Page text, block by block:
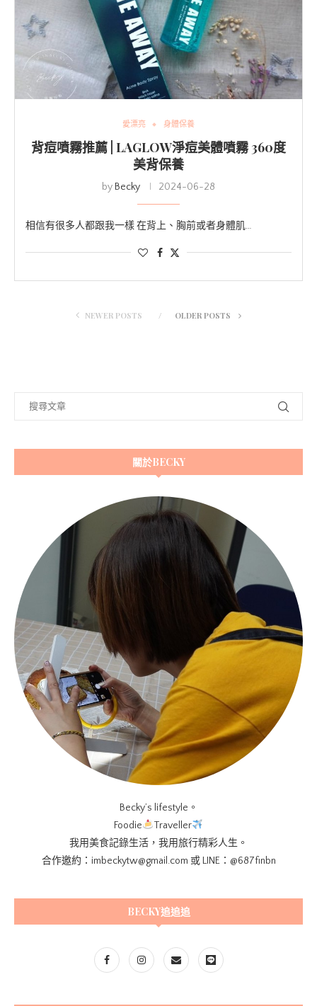
愛漂亮 身體保養
背痘噴霧推薦 | LAGLOW淨痘美體噴霧 360度
美背保養
by Becky 2024-06-28
相信有很多人都跟我一樣 在背上、胸前或者身體肌…
NEWER POSTS OLDER POSTS
關於BECKY
Becky’s lifestyle。
Foodie
Traveller
我用美食記錄生活，我用旅行精彩人生。
合作邀約：imbeckytw@gmail.com 或 LINE：@687finbn
BECKY追追追